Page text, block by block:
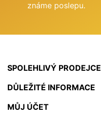
známe poslepu.
SPOLEHLIVÝ PRODEJCE
DŮLEŽITÉ INFORMACE
MŮJ ÚČET